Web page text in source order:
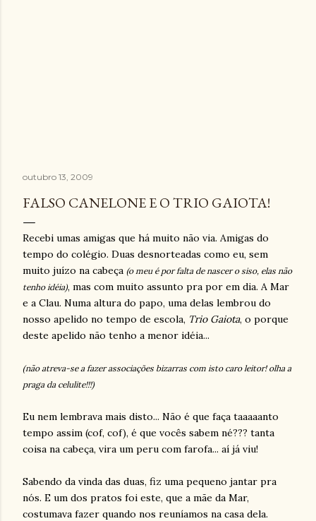
outubro 13, 2009
FALSO CANELONE E O TRIO GAIOTA!
Recebi umas amigas que há muito não via. Amigas do
tempo do colégio. Duas desnorteadas como eu, sem
muito juízo na cabeça (o meu é por falta de nascer o siso, elas não
tenho idéia), mas com muito assunto pra por em dia. A Mar
e a Clau. Numa altura do papo, uma delas lembrou do
nosso apelido no tempo de escola, Trio Gaiota, o porque
deste apelido não tenho a menor idéia...
(não atreva-se a fazer associações bizarras com isto caro leitor! olha a
praga da celulite!!!)
Eu nem lembrava mais disto... Não é que faça taaaaanto
tempo assim (cof, cof), é que vocês sabem né??? tanta
coisa na cabeça, vira um peru com farofa... aí já viu!
Sabendo da vinda das duas, fiz uma pequeno jantar pra
nós. E um dos pratos foi este, que a mãe da Mar,
costumava fazer quando nos reuníamos na casa dela.